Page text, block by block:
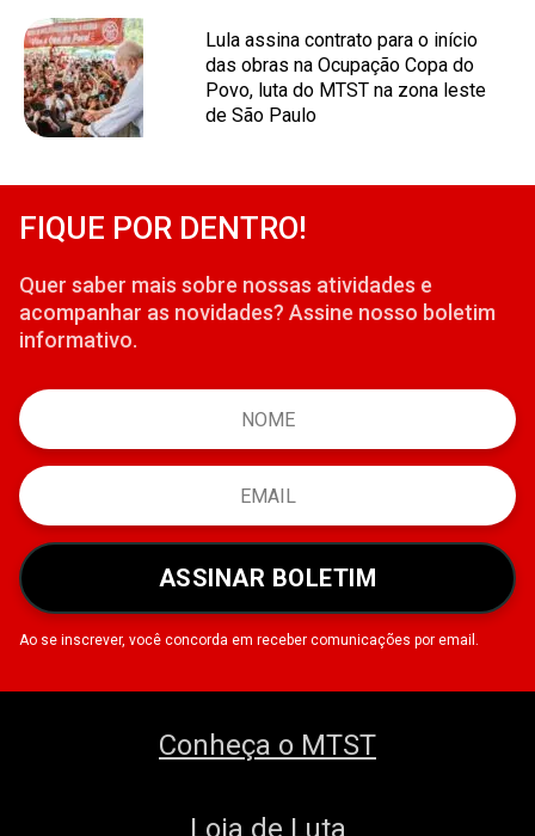
Lula assina contrato para o início
das obras na Ocupação Copa do
Povo, luta do MTST na zona leste
de São Paulo
FIQUE POR DENTRO!
Quer saber mais sobre nossas atividades e
acompanhar as novidades? Assine nosso boletim
informativo.
ASSINAR BOLETIM
Ao se inscrever, você concorda em receber comunicações por email.
Conheça o MTST
Loja de Luta